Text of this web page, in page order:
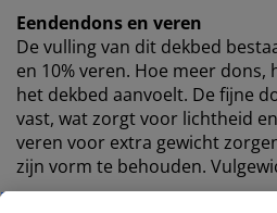
Eendendons en veren
De vulling van dit dekbed
en 10% veren. Hoe meer
het dekbed aanvoelt. De fijne
vast, wat zorgt voor lichtheid
veren voor extra gewicht
zijn vorm te behouden.